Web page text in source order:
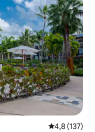
Prosječna
4,8 (137)